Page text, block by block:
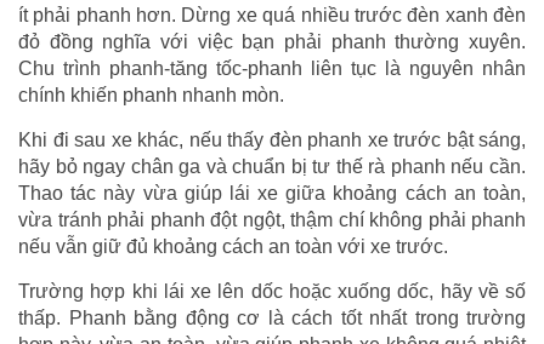
ít phải phanh hơn. Dừng xe quá nhiều trước đèn xanh đèn
đỏ đồng nghĩa với việc bạn phải phanh thường xuyên.
Chu trình phanh-tăng tốc-phanh liên tục là nguyên nhân
chính khiến phanh nhanh mòn.
Khi đi sau xe khác, nếu thấy đèn phanh xe trước bật sáng,
hãy bỏ ngay chân ga và chuẩn bị tư thế rà phanh nếu cần.
Thao tác này vừa giúp lái xe giữa khoảng cách an toàn,
vừa tránh phải phanh đột ngột, thậm chí không phải phanh
nếu vẫn giữ đủ khoảng cách an toàn với xe trước.
Trường hợp khi lái xe lên dốc hoặc xuống dốc, hãy về số
thấp. Phanh bằng động cơ là cách tốt nhất trong trường